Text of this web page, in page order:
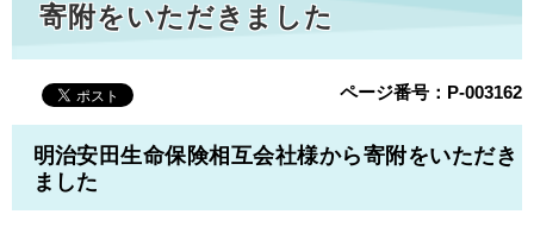
寄附をいただきました
ページ番号：P-003162
明治安田生命保険相互会社様から寄附をいただき
ました